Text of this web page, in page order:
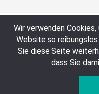
Wir verwenden
Website so
Sie diese Seite
dass Sie